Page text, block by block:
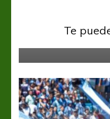
Te
Primera Nacional